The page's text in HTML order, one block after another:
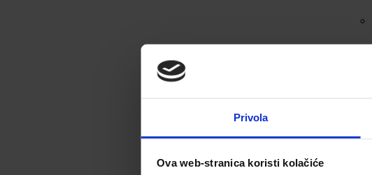
Privola
Ova web-stranica koristi kolačiće